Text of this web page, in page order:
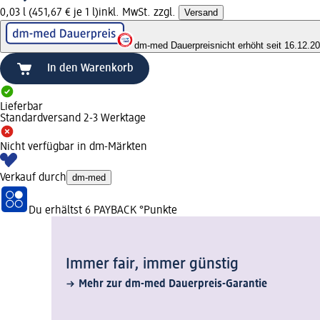
0,03 l (451,67 € je 1 l)inkl. MwSt. zzgl. Versand
dm-med Dauerpreisnicht erhöht seit
In den Warenkorb
Lieferbar
Standardversand 2-3 Werktage
Nicht verfügbar in dm-Märkten
Verkauf durch dm-med
Du erhältst 6 PAYBACK °Punkte
Immer fair,­ immer günstig
Mehr zur dm-med Dauerpreis-Garantie